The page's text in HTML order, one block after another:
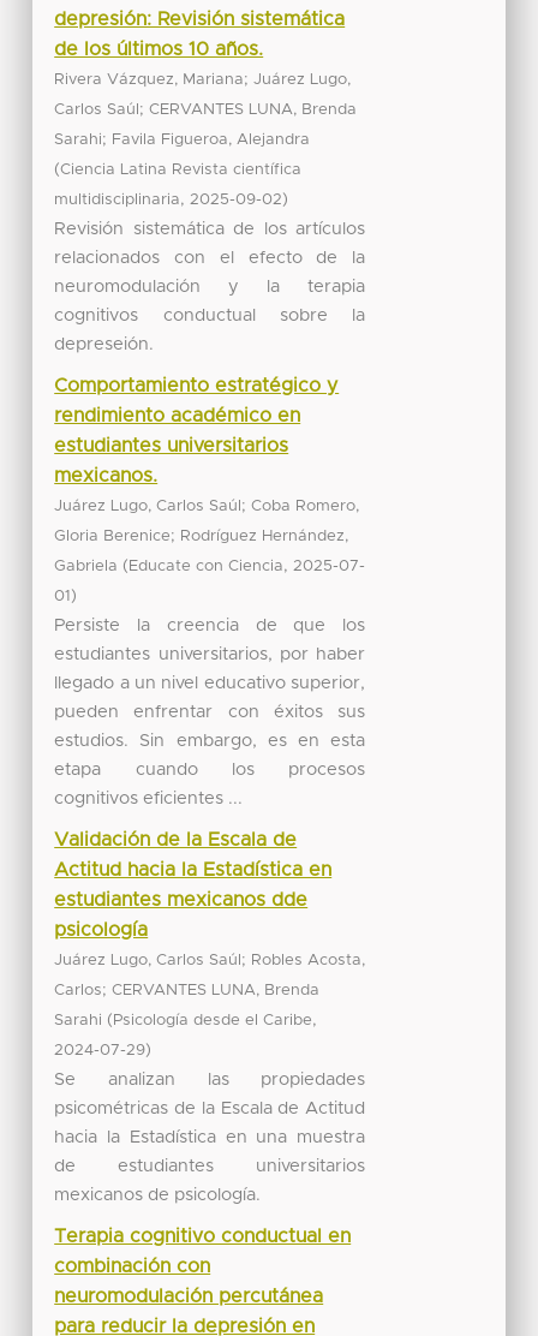
depresión: Revisión sistemática
de los últimos 10 años.
Rivera Vázquez, Mariana;Juárez Lugo,
Carlos Saúl ;CERVANTES LUNA, Brenda
Sarahi; Favila Figueroa, Alejandra
(Ciencia Latina Revista científica
multidisciplinaria, 2025-09-02)
Revisión sistemática de los artículos
relacionados con el efecto de la
neuromodulación y la terapia
cognitivos conductual sobre la
depreseión.
Comportamiento estratégico y
rendimiento académico en
estudiantes universitarios
mexicanos.
Juárez Lugo, Carlos Saúl ;Coba Romero,
Gloria Berenice; Rodríguez Hernández,
Gabriela ( Educate con Ciencia, 2025-07-
01 )
Persiste la creencia de que los
estudiantes universitarios, por haber
llegado a un nivel educativo superior,
pueden enfrentar con éxitos sus
estudios. Sin embargo, es en esta
etapa cuando los procesos
cognitivos eficientes ...
Validación de la Escala de
Actitud hacia la Estadística en
estudiantes mexicanos dde
psicología
Juárez Lugo, Carlos Saúl ; Robles Acosta,
Carlos;CERVANTES LUNA, Brenda
Sarahi ( Psicología desde el Caribe,
2024-07-29)
Se analizan las propiedades
psicométricas de la Escala de Actitud
hacia la Estadística en una muestra
de estudiantes universitarios
mexicanos de psicología.
Terapia cognitivo conductual en
combinación con
neuromodulación percutánea
para reducir la depresión en